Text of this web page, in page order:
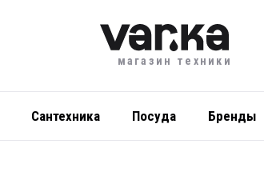
магазин техники
Сантехника Посуда Бренды